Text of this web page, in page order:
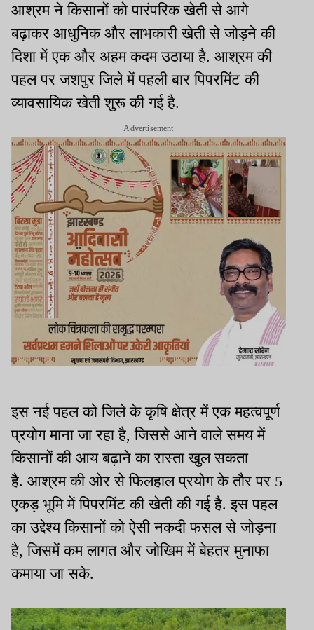
आश्रम ने किसानों को पारंपरिक खेती से आगे
बढ़ाकर आधुनिक और लाभकारी खेती से जोड़ने की
दिशा में एक और अहम कदम उठाया है. आश्रम की
पहल पर जशपुर जिले में पहली बार पिपरमिंट की
व्यावसायिक खेती शुरू की गई है.
Advertisement
इस नई पहल को जिले के कृषि क्षेत्र में एक महत्वपूर्ण
प्रयोग माना जा रहा है, जिससे आने वाले समय में
किसानों की आय बढ़ाने का रास्ता खुल सकता
है. आश्रम की ओर से फिलहाल प्रयोग के तौर पर 5
एकड़ भूमि में पिपरमिंट की खेती की गई है. इस पहल
का उद्देश्य किसानों को ऐसी नकदी फसल से जोड़ना
है, जिसमें कम लागत और जोखिम में बेहतर मुनाफा
कमाया जा सके.